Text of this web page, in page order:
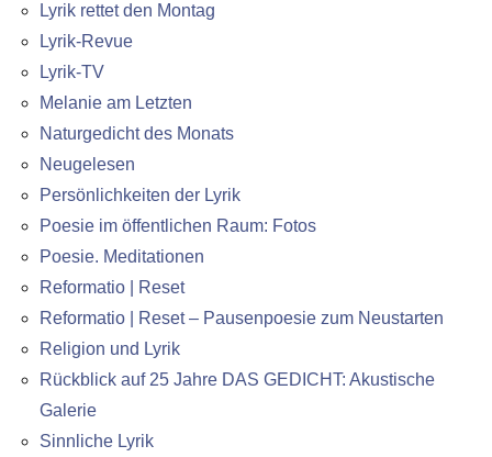
Lyrik rettet den Montag
Lyrik-Revue
Lyrik-TV
Melanie am Letzten
Naturgedicht des Monats
Neugelesen
Persönlichkeiten der Lyrik
Poesie im öffentlichen Raum: Fotos
Poesie. Meditationen
Reformatio | Reset
Reformatio | Reset – Pausenpoesie zum Neustarten
Religion und Lyrik
Rückblick auf 25 Jahre DAS GEDICHT: Akustische
Galerie
Sinnliche Lyrik